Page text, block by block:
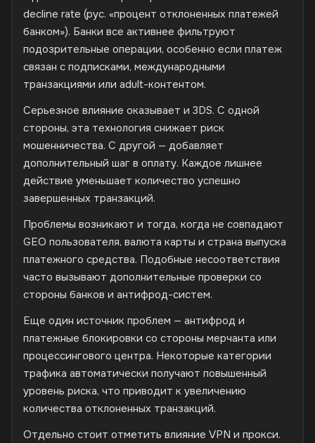
decline rate (рус. «процент отклоненных платежей
банком»). Банки все активнее фильтруют
подозрительные операции, особенно если платеж
связан с подписками, международными
транзакциями или adult-контентом.
Серьезное влияние оказывает и 3DS. С одной
стороны, эта технология снижает риск
мошенничества. С другой — добавляет
дополнительный шаг в оплату. Каждое лишнее
действие уменьшает количество успешно
завершенных транзакций.
Проблемы возникают и тогда, когда не совпадают
GEO пользователя, валюта карты и страна выпуска
платежного средства. Подобные несоответствия
часто вызывают дополнительные проверки со
стороны банков и антифрод-систем.
Еще один источник проблем — антифрод и
платежные блокировки со стороны мерчанта или
процессингового центра. Некоторые категории
трафика автоматически получают повышенный
уровень риска, что приводит к увеличению
количества отклоненных транзакций.
Отдельно стоит отметить влияние VPN и прокси.